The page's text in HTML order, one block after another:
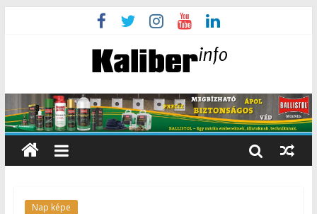
Nap képe